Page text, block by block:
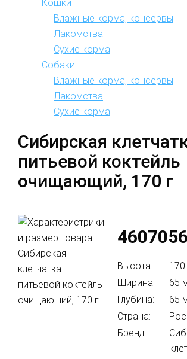
Кошки
Влажные корма, консервы
Лакомства
Сухие корма
Собаки
Влажные корма, консервы
Лакомства
Сухие корма
Сибирская
питьевой коктейль
очищающий, 170 г
Высота:
Ширина:
65
Глубина:
65
Страна:
Бренд: